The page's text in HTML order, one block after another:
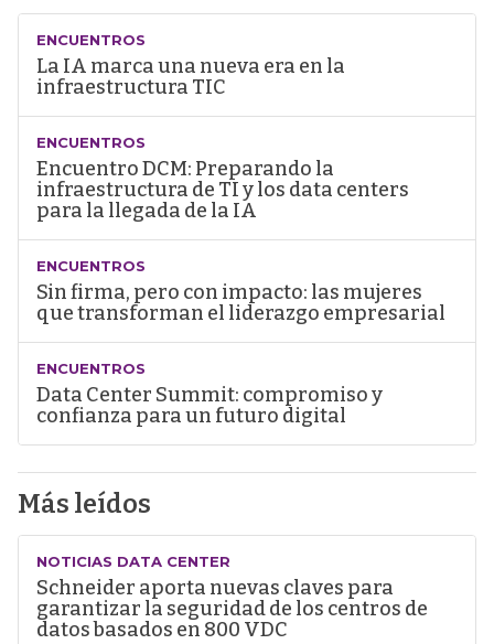
ENCUENTROS
La IA marca una nueva era en la
infraestructura TIC
ENCUENTROS
Encuentro DCM: Preparando la
infraestructura de TI y los data centers
para la llegada de la IA
ENCUENTROS
Sin firma, pero con impacto: las mujeres
que transforman el liderazgo empresarial
ENCUENTROS
Data Center Summit: compromiso y
confianza para un futuro digital
Más leídos
NOTICIAS DATA CENTER
Schneider aporta nuevas claves para
garantizar la seguridad de los centros de
datos basados en 800 VDC